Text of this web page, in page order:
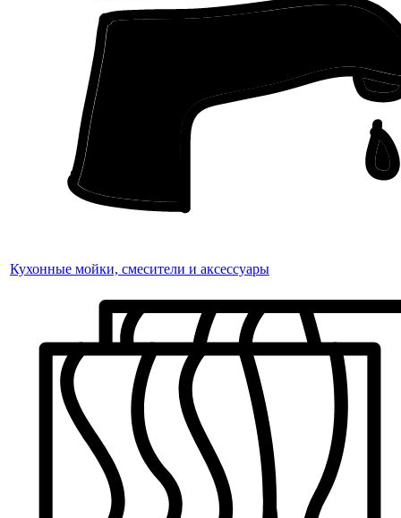
Кухонные мойки, смесители и аксессуары